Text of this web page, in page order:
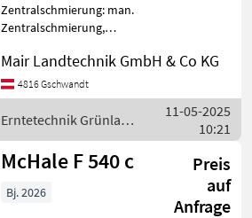
Zentralschmierung: man.
Zentralschmierung,
Ballenkammer, Druckluft,
Netzbindung,
Rollenniederhalter,
Schneidwerk Die McHale
Mair Landtechnik GmbH & Co KG
4816 Gschwandt
Erntetechnik Grünland
/ McHale
11-05-2025
10:21
McHale F 540 c
Preis
auf
Anfrage
Bj. 2026